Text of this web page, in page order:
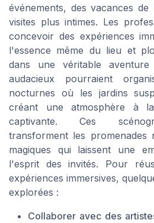
événements, des vacances
visites plus intimes. Les
concevoir des expériences
l'essence même du lieu et
dans une véritable aventure
audacieux pourraient
nocturnes où les jardins
créant une atmosphère à
captivante. Ces
transforment les promenades
magiques qui laissent une
l'esprit des invités. Pour
expériences immersives,
explorées :
Collaborer avec des